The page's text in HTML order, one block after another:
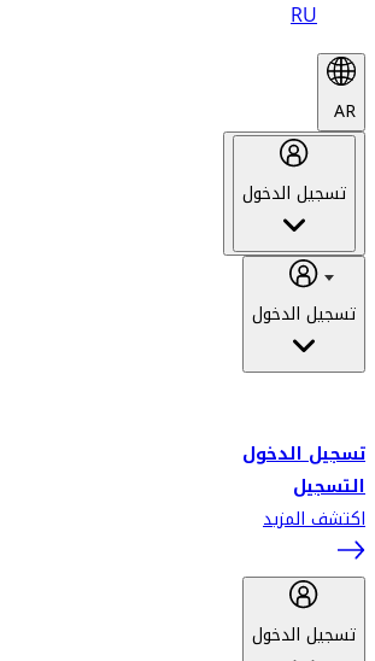
RU
AR
تسجيل الدخول
تسجيل الدخول
تسجيل الدخول
التسجيل
اكتشف المزيد
تسجيل الدخول